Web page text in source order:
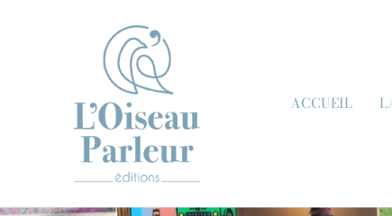
ACCUEIL